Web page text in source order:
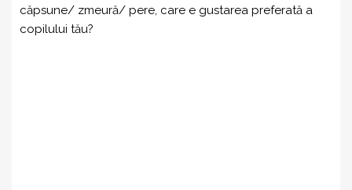
căpsune/ zmeură/ pere, care e gustarea preferată a
copilului tău?